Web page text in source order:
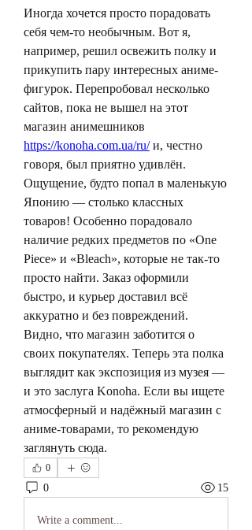
Иногда хочется просто порадовать
себя чем-то необычным. Вот я,
например, решил освежить полку и
прикупить пару интересных аниме-
фигурок. Перепробовал несколько
сайтов, пока не вышел на этот
https://konoha.com.ua/ru/ и, честно
говоря, был приятно удивлён.
Ощущение, будто попал в маленькую
Японию — столько классных
товаров! Особенно порадовало
наличие редких предметов по «One
Piece» и «Bleach», которые не так-то
просто найти. Заказ оформили
быстро, и курьер доставил всё
аккуратно и без повреждений.
Видно, что магазин заботится о
своих покупателях. Теперь эта полка
выглядит как экспозиция из музея —
и это заслуга Konoha. Если вы ищете
атмосферный и надёжный магазин с
аниме-товарами, то рекомендую
заглянуть сюда.
0
0 15
Write a comment...